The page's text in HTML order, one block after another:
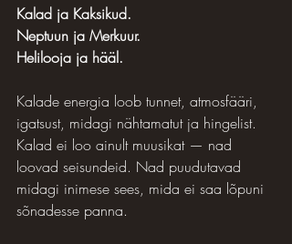
Kalad ja Kaksikud.
Neptuun ja Merkuur.
Helilooja ja hääl.
Kalade energia loob tunnet, atmosfääri,
igatsust, midagi nähtamatut ja hingelist.
Kalad ei loo ainult muusikat — nad
loovad seisundeid. Nad puudutavad
midagi inimese sees, mida ei saa lõpuni
sõnadesse panna.